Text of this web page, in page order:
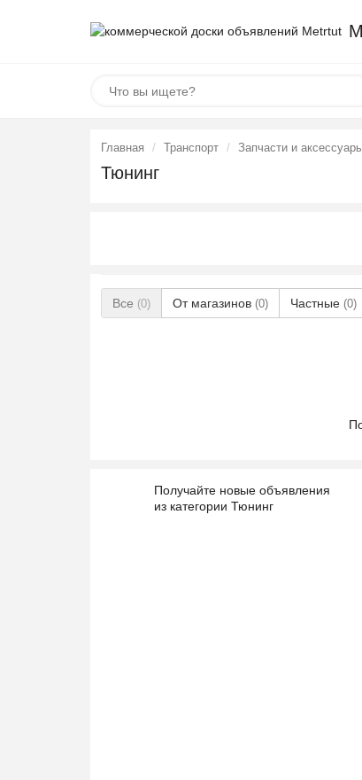
Главная Транспорт Запчасти и
Тюнинг
Все (0) От магазинов (0) Частные (0)
Получайте новые объявления
из категории Тюнинг